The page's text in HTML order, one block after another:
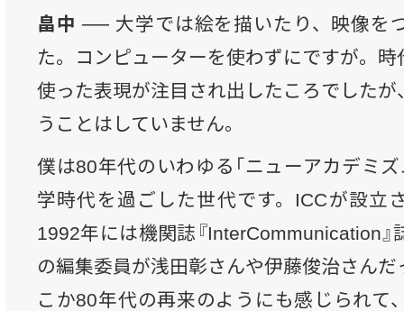
畠中 ── 大学では絵を描いたり、映像を
た。コンピューターを使わずにですが。
使った表現が注目され出したころでした
うことはしていません。
僕は80年代のいわゆる「ニューアカデミ
学時代を過ごした世代です。ICCが設立
1992年には機関誌『InterCommunication
の編集委員が浅田彰さんや伊藤俊治さん
こか80年代の再来のようにも感じられて